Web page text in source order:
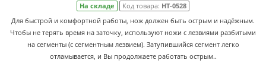
На складе Код товара: HT-0528
Для быстрой и комфортной работы, нож должен быть острым и надёжным.
Чтобы не терять время на заточку, используют ножи с лезвиями разбитыми
на сегменты (с сегментным лезвием). Затупившийся сегмент легко
отламывается, и Вы продолжаете работать острым..